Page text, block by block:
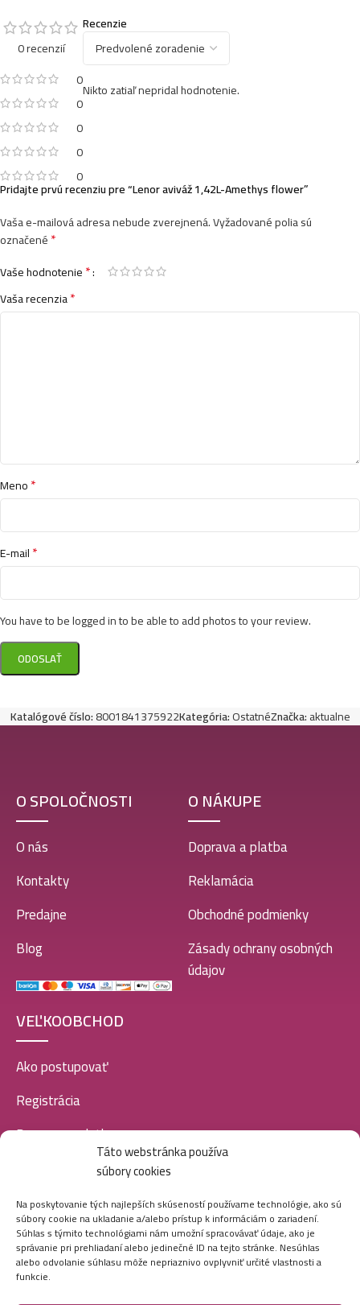
Táto webstránka používa
súbory cookies
Na poskytovanie tých najlepších skúseností používame technológie, ako sú
súbory cookie na ukladanie a/alebo prístup k informáciám o zariadení.
Súhlas s týmito technológiami nám umožní spracovávať údaje, ako je
správanie pri prehliadaní alebo jedinečné ID na tejto stránke. Nesúhlas
alebo odvolanie súhlasu môže nepriaznivo ovplyvniť určité vlastnosti a
funkcie.
0 recenzií
0
0
0
0
0
Recenzie
Nikto zatiaľ nepridal hodnotenie.
Pridajte prvú recenziu pre “Lenor aviváž 1,42L-Amethys flower”
Vaša e-mailová adresa nebude zverejnená.Vyžadované polia sú
označené*
Vaše hodnotenie*
Vaša recenzia*
Meno*
E-mail*
You have to be logged in to be able to add photos to your review.
Katalógové číslo:8001841375922Kategória:OstatnéZnačka:aktualne
O SPOLOČNOSTI
O nás
Kontakty
Predajne
Blog
O NÁKUPE
Doprava a platba
Reklamácia
Obchodné podmienky
Zásady ochrany osobných
údajov
VEĽKOOBCHOD
Ako postupovať
Registrácia
Doprava a platba
SOCIÁLNE SIETE